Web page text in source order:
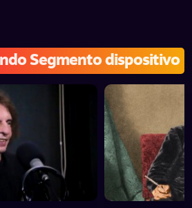
Segmento dispositivo